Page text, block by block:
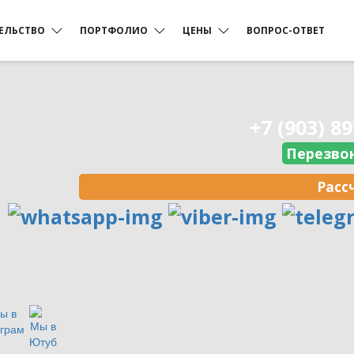
Каркасные дома
фундамент
фундамента
ПОРТФОЛИО ЦЕНЫ
Цена на брусовые дома
фундамент
ВОПРОС-ОТВЕТ
+7 (903)